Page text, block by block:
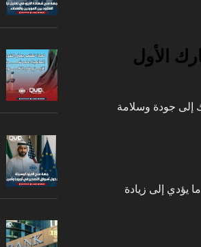
إلى جودة وسلامة
يؤدي إلى زيادة